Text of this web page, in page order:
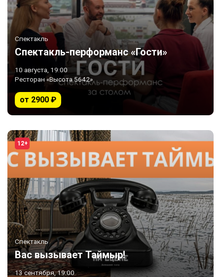
Спектакль
Спектакль-перформанс «Гости»
10 августа, 19:00
Ресторан «Высота 5642»
от 2900 ₽
12+
Спектакль
Вас вызывает Таймыр!
13 сентября, 19:00